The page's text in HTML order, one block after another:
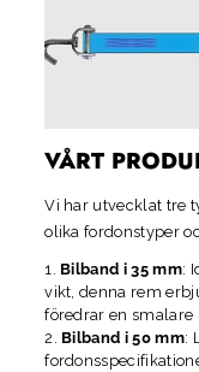
VÅRT
Vi har utvecklat tre
olika fordonstyper
Bilband i 35 mm:
vikt, denna rem
föredrar en smalare
Bilband i 50 mm: